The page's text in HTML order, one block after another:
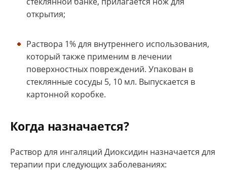
открытия;
Раствора 1% для внутреннего использования,
который также применим в лечении
поверхностных повреждений. Упакован в
стеклянные сосуды 5, 10 мл. Выпускается в
картонной коробке.
Когда назначается?
Раствор для ингаляций Диоксидин назначается для
терапии при следующих заболеваниях: